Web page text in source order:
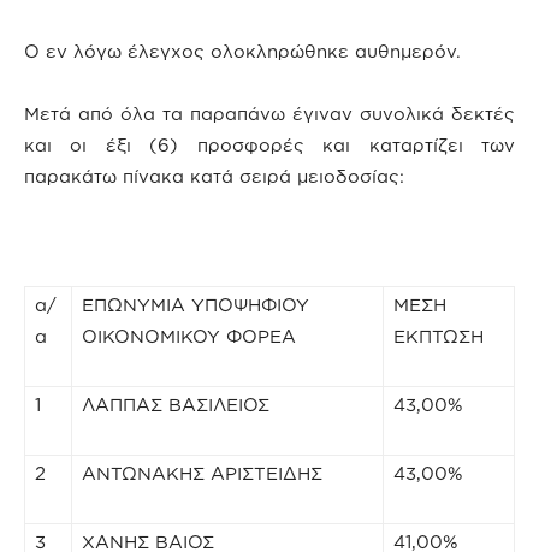
Ο εν λόγω έλεγχος ολοκληρώθηκε αυθημερόν.
Μετά από όλα τα παραπάνω έγιναν συνολικά δεκτές
και οι έξι (6) προσφορές και καταρτίζει των
παρακάτω πίνακα κατά σειρά μειοδοσίας:
α/
α
ΕΠΩΝΥΜΙΑ ΥΠΟΨΗΦΙΟΥ
ΟΙΚΟΝΟΜΙΚΟΥ ΦΟΡΕΑ
ΜΕΣΗ
ΕΚΠΤΩΣΗ
1 ΛΑΠΠΑΣ ΒΑΣΙΛΕΙΟΣ 43,00%
2 ΑΝΤΩΝΑΚΗΣ ΑΡΙΣΤΕΙΔΗΣ 43,00%
3 ΧΑΝΗΣ ΒΑΙΟΣ 41,00%